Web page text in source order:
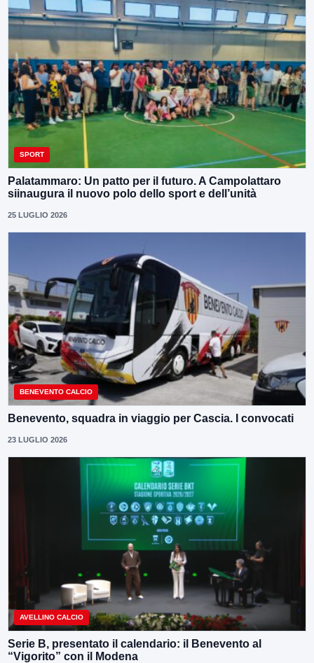
SPORT
Palatammaro: Un patto per il futuro. A Campolattaro
siinaugura il nuovo polo dello sport e dell’unità
25 LUGLIO 2026
BENEVENTO CALCIO
Benevento, squadra in viaggio per Cascia. I convocati
23 LUGLIO 2026
AVELLINO CALCIO
Serie B, presentato il calendario: il Benevento al
“Vigorito” con il Modena